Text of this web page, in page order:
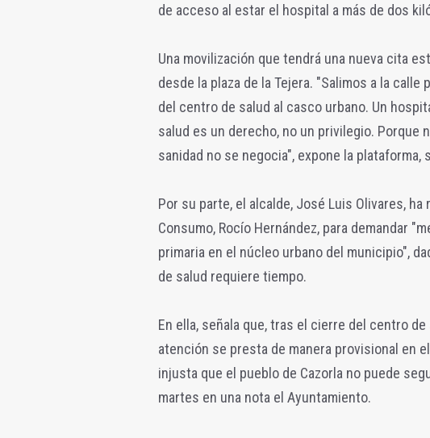
de acceso al estar el hospital a más de dos
Una movilización que tendrá una nueva cita
desde la plaza de la Tejera. "Salimos a la
del centro de salud al casco urbano. Un
salud es un derecho, no un privilegio. Porque
sanidad no se negocia", expone la plataforma,
Por su parte, el alcalde, José Luis Olivares,
Consumo, Rocío Hernández, para demandar
primaria en el núcleo urbano del municipio",
de salud requiere tiempo.
En ella, señala que, tras el cierre del centro de
atención se presta de manera provisional en
injusta que el pueblo de Cazorla no puede
martes en una nota el Ayuntamiento.